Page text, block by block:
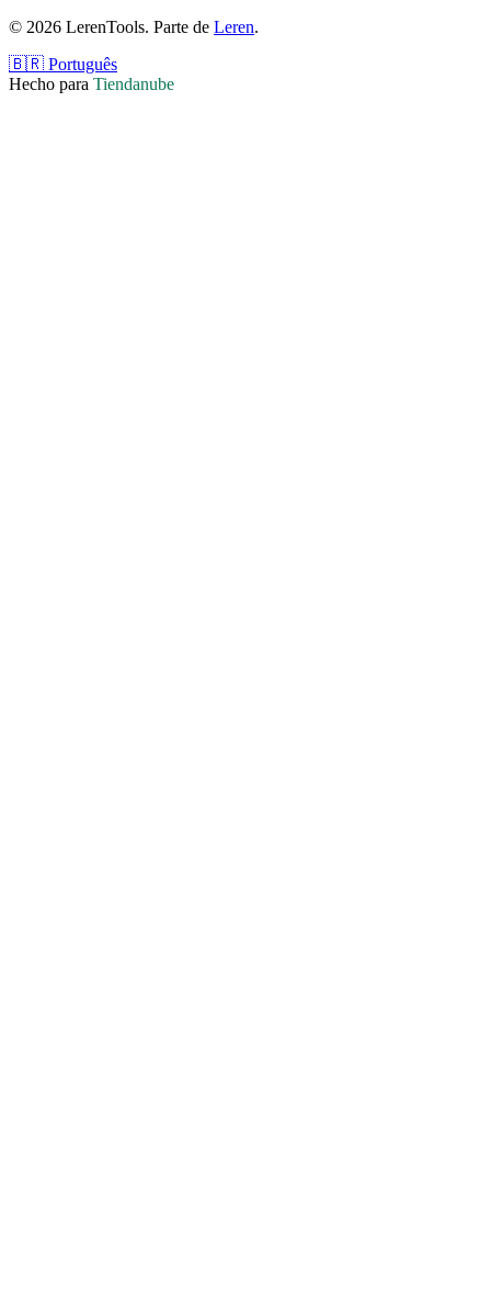
© 2026 LerenTools. Parte de Leren.
🇧🇷 Português
Hecho para Tiendanube